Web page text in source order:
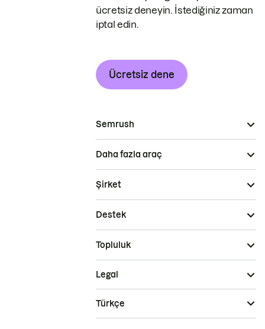
ücretsiz deneyin. İstediğiniz zaman
iptal edin.
Ücretsiz dene
Semrush
Daha fazla araç
Şirket
Destek
Topluluk
Legal
Türkçe